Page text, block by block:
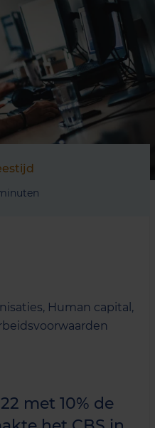
Human capital,
met 10% de